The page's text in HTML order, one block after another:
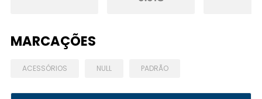
MARCAÇÕES
ACESSÓRIOS NULL PADRÃO